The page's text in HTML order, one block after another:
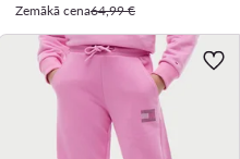
Zemākā cena64,99 €